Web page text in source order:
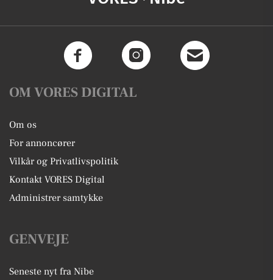
OM VORES DIGITAL
Om os
For annoncører
Vilkår og Privatlivspolitik
Kontakt VORES Digital
Administrer samtykke
GENVEJE
Seneste nyt fra Nibe